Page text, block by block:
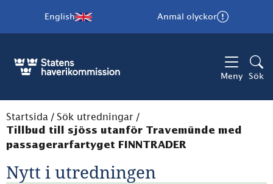
English Anmäl olyckor
Meny Sök
Startsida / Sök utredningar /
Tillbud till sjöss utanför Travemünde med
passagerarfartyget FINNTRADER
Nytt i utredningen